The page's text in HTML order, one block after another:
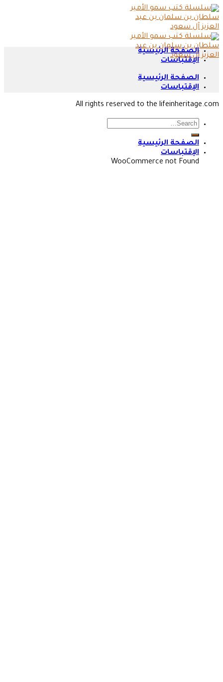
Skip
to
content
الصفحة الرئيسية
الإقتباسات
الصفحة الرئيسية
الإقتباسات
All rights reserved to the lifeinheritage.com
الصفحة الرئيسية
الإقتباسات
WooCommerce not Found